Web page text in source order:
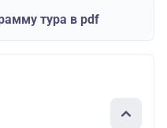
тура в pdf